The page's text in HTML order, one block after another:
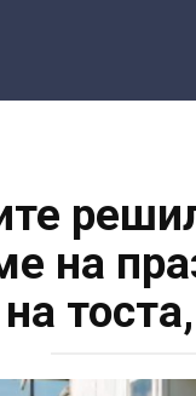
на